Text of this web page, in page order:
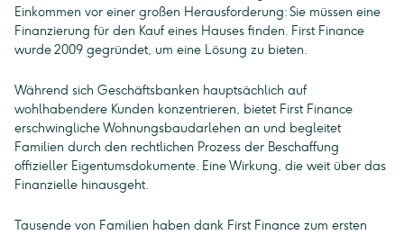
Einkommen vor einer großen Herausforderung: Sie müssen eine
Finanzierung für den Kauf eines Hauses finden. First Finance
wurde 2009 gegründet, um eine Lösung zu bieten.
Während sich Geschäftsbanken hauptsächlich auf
wohlhabendere Kunden konzentrieren, bietet First Finance
erschwingliche Wohnungsbaudarlehen an und begleitet
Familien durch den rechtlichen Prozess der Beschaffung
offizieller Eigentumsdokumente. Eine Wirkung, die weit über das
Finanzielle hinausgeht.
Tausende von Familien haben dank First Finance zum ersten